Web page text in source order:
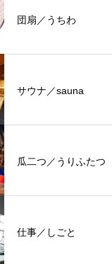
団扇／うちわ
サウナ／sauna
瓜二つ／うりふたつ
仕事／しごと